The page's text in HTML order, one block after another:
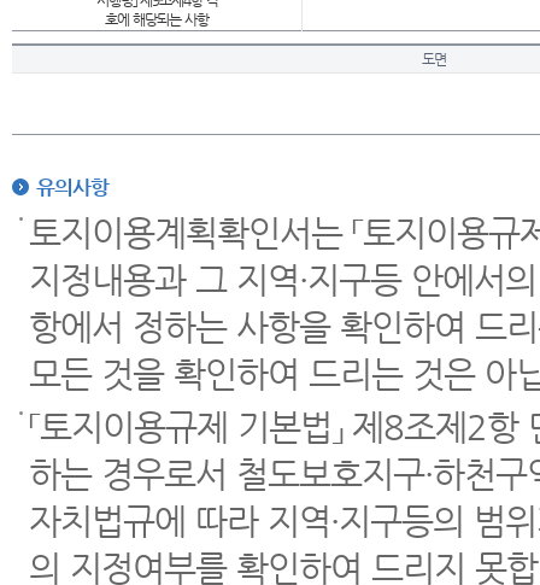
호에 해당되는 사항
도면
유의사항
토지이용계획확인서는 「토지이용
지정내용과 그 지역·지구등 안에서
항에서 정하는 사항을 확인하여 드
모든 것을 확인하여 드리는 것은 아
「토지이용규제 기본법」 제8조제2
하는 경우로서 철도보호지구·하천
자치법규에 따라 지역·지구등의 범
의 지정여부를 확인하여 드리지 못